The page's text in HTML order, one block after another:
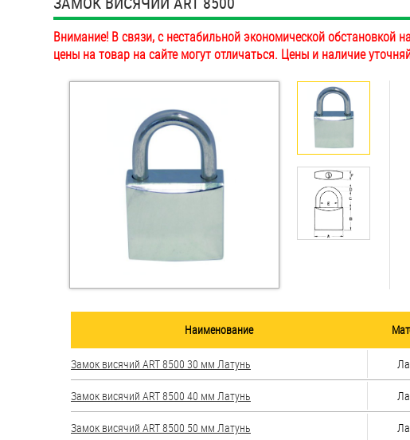
Антивандальный крепёж,
инструмент
Болты и винты
Дюймовый крепёж
Заклепки (Гайки-Заклепки)
метрической резьбой
Крюки, кольца с шурупной
резьбой
Оснастка и аксессуары для
Внимание! В связи, с нестабильной экономической обстановкой
цены на товар на сайте могут отличаться. Цены и наличие
Наименование
Замок висячий ART 8500 30 мм Латунь
Замок висячий ART 8500 40 мм Латунь
Замок висячий ART 8500 50 мм Латунь